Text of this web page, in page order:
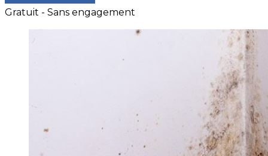
Gratuit - Sans engagement